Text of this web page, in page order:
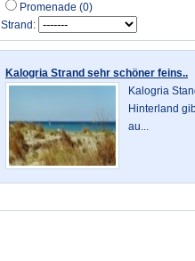
Promenade (0)
Strand:
Kalogria Strand sehr schöner feins..
Kalogria
Hinterland
au...